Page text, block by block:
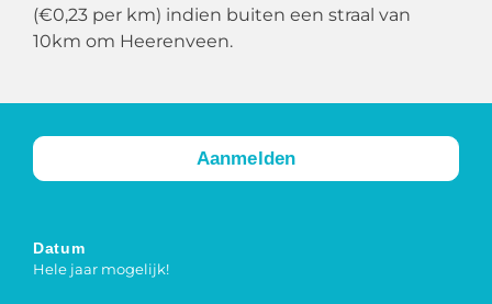
(€0,23 per km) indien buiten een straal van
10km om Heerenveen.
Aanmelden
Datum
Hele jaar mogelijk!